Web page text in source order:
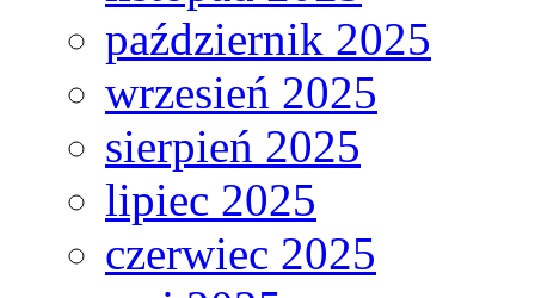
październik 2025
wrzesień 2025
sierpień 2025
lipiec 2025
czerwiec 2025